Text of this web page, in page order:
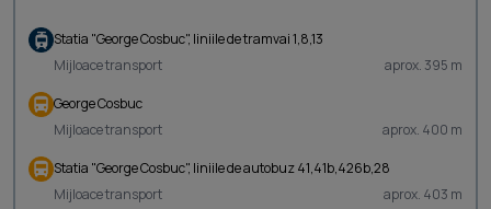
Statia "George Cosbuc", liniile de tramvai 1,8,13
Mijloace transport
aprox. 395 m
George Cosbuc
Mijloace transport
aprox. 400 m
Statia "George Cosbuc", liniile de autobuz 41,41b,426b,28
Mijloace transport
aprox. 403 m